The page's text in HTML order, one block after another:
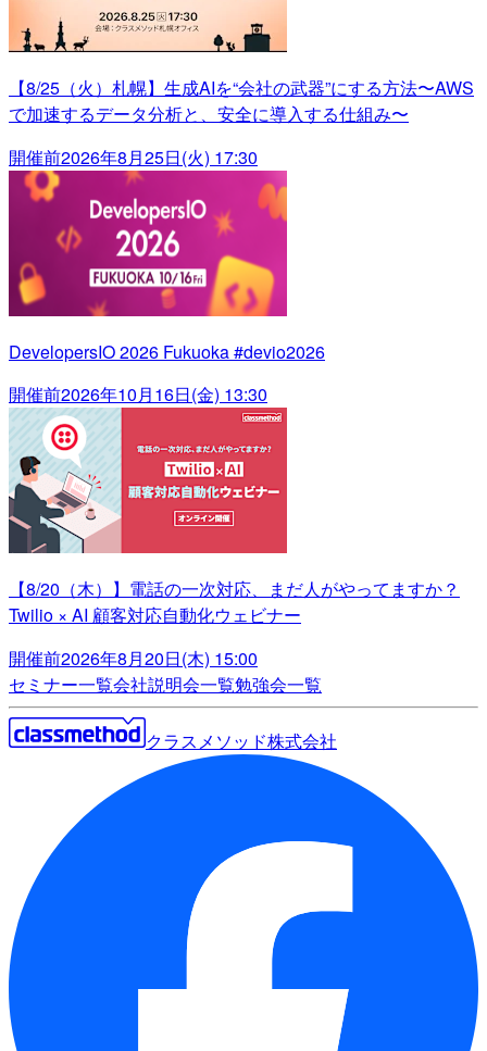
【8/25（火）札幌】生成AIを“会社の武器”にする方法〜AWS
で加速するデータ分析と、安全に導入する仕組み〜
開催前2026年8月25日(火) 17:30
DevelopersIO 2026 Fukuoka #devio2026
開催前2026年10月16日(金) 13:30
【8/20（木）】電話の一次対応、まだ人がやってますか？
Twilio × AI 顧客対応自動化ウェビナー
開催前2026年8月20日(木) 15:00
セミナー一覧会社説明会一覧勉強会一覧
クラスメソッド株式会社